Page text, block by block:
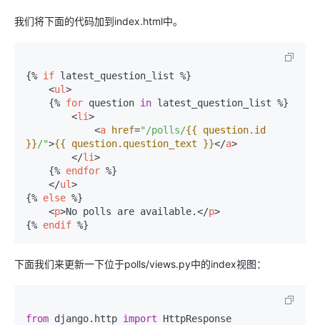
我们将下面的代码加到index.html中。
{% if latest_question_list %}
<ul>
{% for question in latest_question_list %}
<li>
<a href="/polls/{{ question.id
}}/">{{ question.question_text }}</a>
</li>
{% endfor %}
</ul>
{% else %}
<p>No polls are available.</p>
{% endif %}
下面我们来更新一下位于polls/views.py中的index视图：
from django.http import